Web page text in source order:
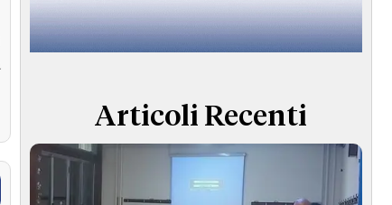
Articoli Recenti